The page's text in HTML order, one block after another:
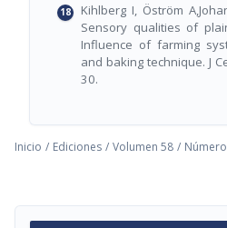
Kihlberg I, Öström
Sensory qualities of
Influence of farming
and baking technique. J
30.
Inicio / Ediciones / Volumen 58 /